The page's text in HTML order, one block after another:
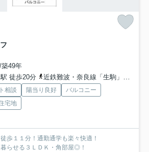
49年
徒歩20分
近鉄難波・奈良線「生駒」駅 徒歩20分
相談 陽当り良好
バルコニー
宅地
歩１１分！通勤通学も楽々快適！
らせる３ＬＤＫ・角部屋◎！